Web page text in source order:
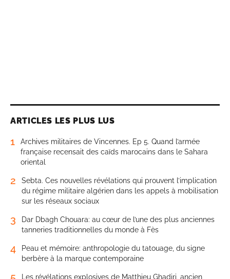
ARTICLES LES PLUS LUS
1
Archives militaires de Vincennes. Ep 5. Quand l’armée
française recensait des caïds marocains dans le Sahara
oriental
2
Sebta. Ces nouvelles révélations qui prouvent l’implication
du régime militaire algérien dans les appels à mobilisation
sur les réseaux sociaux
3
Dar Dbagh Chouara: au cœur de l’une des plus anciennes
tanneries traditionnelles du monde à Fès
4
Peau et mémoire: anthropologie du tatouage, du signe
berbère à la marque contemporaine
Les révélations explosives de Matthieu Ghadiri, ancien